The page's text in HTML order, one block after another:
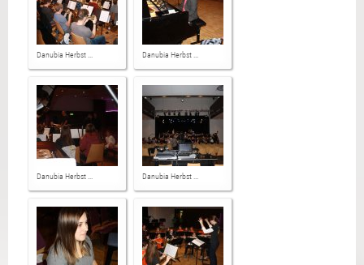
Danubia Herbst ... Danubia Herbst ...
Danubia Herbst ... Danubia Herbst ...